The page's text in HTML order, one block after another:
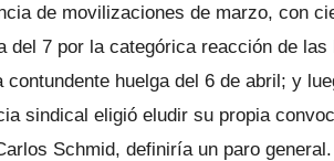
de movilizaciones de marzo, con
del 7 por la categórica reacción de
contundente huelga del 6 de abril; y
sindical eligió eludir su propia
Schmid, definiría un paro